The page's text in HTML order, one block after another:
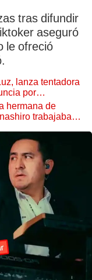
tras difundir
aseguró
le ofreció
lanza tentadora
por
hermana de
trabajaba: